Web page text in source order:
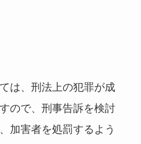
は、刑法上の犯罪が成
ので、刑事告訴を検討
加害者を処罰するよう